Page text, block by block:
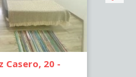
Casero, 20 -